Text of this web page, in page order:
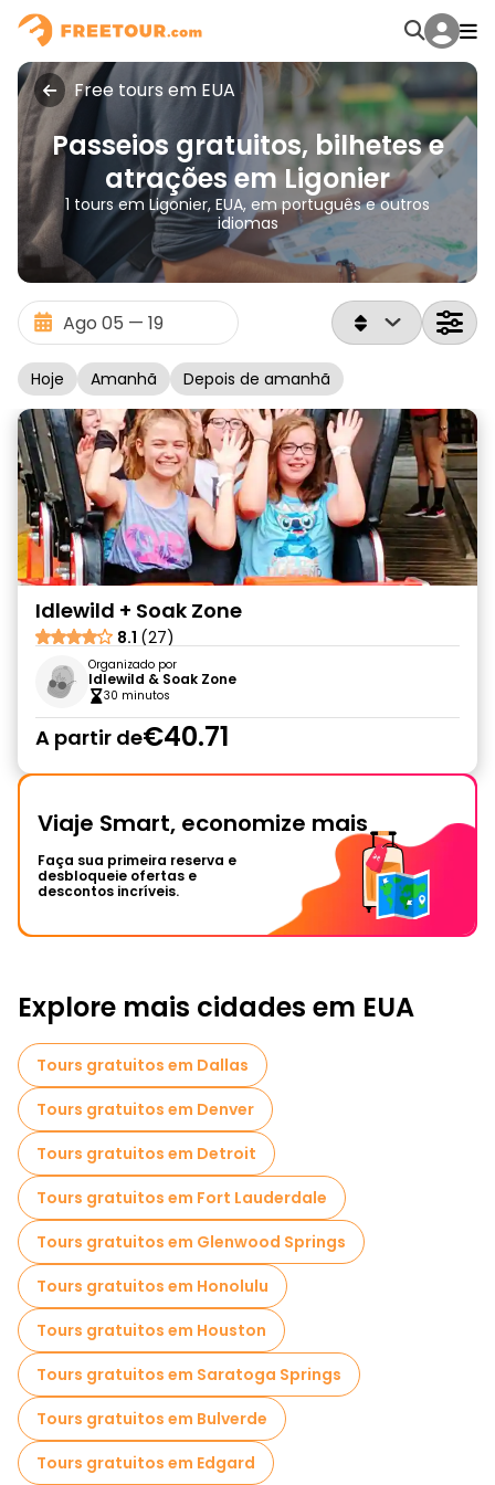
Free tours em EUA
Passeios gratuitos, bilhetes e
atrações em Ligonier
1 tours em Ligonier, EUA, em português e outros
idiomas
Hoje Amanhã Depois de amanhã
Idlewild + Soak Zone
8.1 (27)
Organizado por
Idlewild & Soak Zone
30 minutos
A partir de€40.71
Viaje Smart, economize mais
Faça sua primeira reserva e
desbloqueie ofertas e
descontos incríveis.
Explore mais cidades em EUA
Tours gratuitos em Dallas
Tours gratuitos em Denver
Tours gratuitos em Detroit
Tours gratuitos em Fort Lauderdale
Tours gratuitos em Glenwood Springs
Tours gratuitos em Honolulu
Tours gratuitos em Houston
Tours gratuitos em Saratoga Springs
Tours gratuitos em Bulverde
Tours gratuitos em Edgard